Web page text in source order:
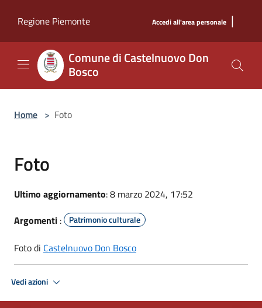
Regione Piemonte
Accedi all'area personale |
Comune di Castelnuovo Don
Bosco
Home > Foto
Foto
Ultimo aggiornamento: 8 marzo 2024, 17:52
Argomenti : Patrimonio culturale
Foto di Castelnuovo Don Bosco
Vedi azioni